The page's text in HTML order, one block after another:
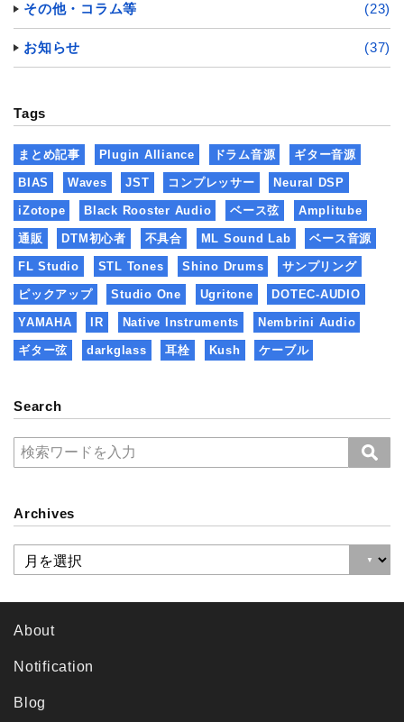
その他・コラム等 (23)
お知らせ (37)
Tags
まとめ記事 Plugin Alliance ドラム音源 ギター音源
BIAS Waves JST コンプレッサー Neural DSP
iZotope Black Rooster Audio ベース弦 Amplitube
通販 DTM初心者 不具合 ML Sound Lab ベース音源
FL Studio STL Tones Shino Drums サンプリング
ピックアップ Studio One Ugritone DOTEC-AUDIO
YAMAHA IR Native Instruments Nembrini Audio
ギター弦 darkglass 耳栓 Kush ケーブル
Search
Archives
About
Notification
Blog